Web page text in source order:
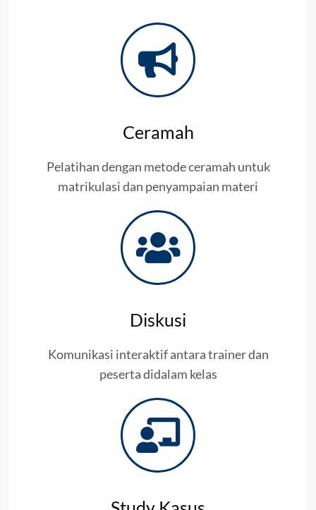
Ceramah
Pelatihan dengan metode ceramah untuk
matrikulasi dan penyampaian materi
Diskusi
Komunikasi interaktif antara trainer dan
peserta didalam kelas